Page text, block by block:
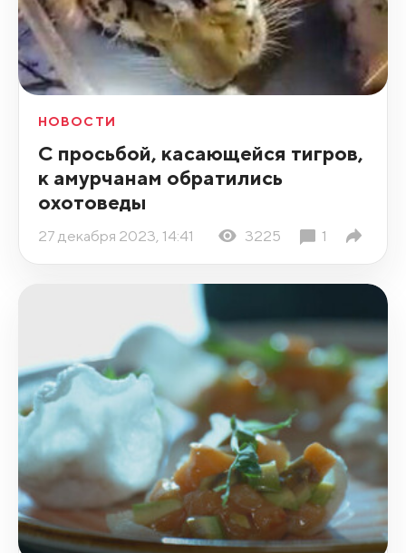
НОВОСТИ
С просьбой, касающейся тигров,
к амурчанам обратились
охотоведы
27 декабря 2023, 14:41 3225 1